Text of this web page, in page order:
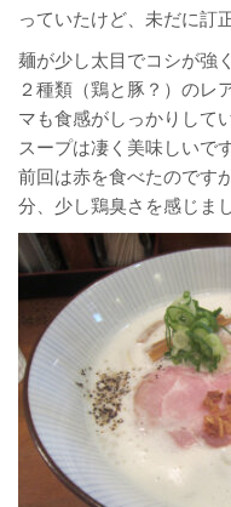
っていたけど、未だに訂
麺が少し太目でコシが強
２種類（鶏と豚？）のレ
マも食感がしっかりして
スープは凄く美味しいで
前回は赤を食べたのです
分、少し鶏臭さを感じまし